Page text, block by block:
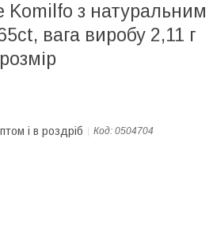
Komilfo з натуральним
вага виробу 2,11 г
і в роздріб Код: 0504704